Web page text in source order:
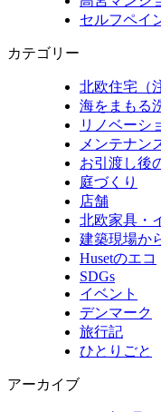
セルフペ
カテゴリー
北欧住宅（
海をまもる
リノベーシ
メンテナン
お引渡し後
庭づくり
店舗
北欧家具・
建築現場か
Husetのエコ
SDGs
イベント
デンマーク
旅行記
ひとりごと
アーカイブ